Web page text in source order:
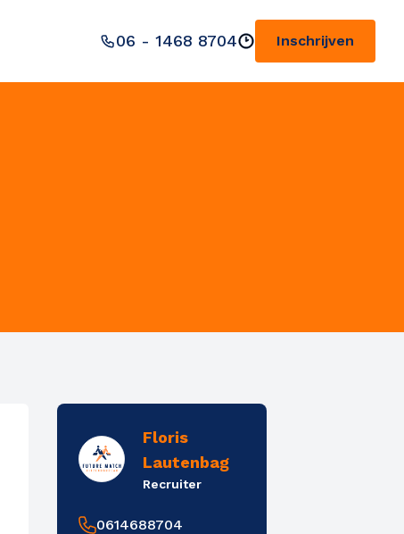
06 - 1468 8704 Inschrijven
Floris
Lautenbag
Recruiter
0614688704